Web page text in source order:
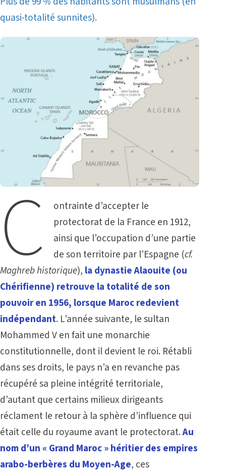
quasi-totalité sunnites).
C
ontrainte d’accepter le
protectorat de la France en 1912,
ainsi que l’occupation d’une partie
de son territoire par l’Espagne (cf.
Maghreb historique), la dynastie Alaouite (ou
Chérifienne) retrouve la totalité de son
pouvoir en 1956, lorsque Maroc redevient
indépendant. L’année suivante, le sultan
Mohammed V en fait une monarchie
constitutionnelle, dont il devient le roi. Rétabli
dans ses droits, le pays n’a en revanche pas
récupéré sa pleine intégrité territoriale,
d’autant que certains milieux dirigeants
réclament le retour à la sphère d’influence qui
était celle du royaume avant le protectorat.Au
nom d’un « Grand Maroc » héritier des empires
arabo-berbères du Moyen-Age, ces